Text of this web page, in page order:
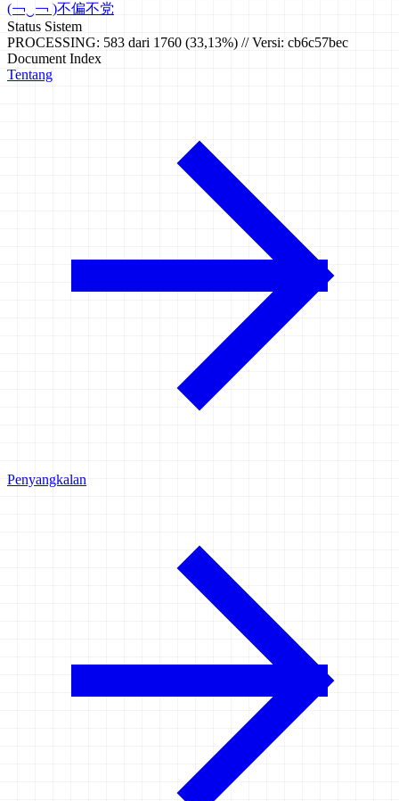
(￢‿￢ )不偏不党
Status Sistem
PROCESSING: 583 dari 1760 (33,13%) // Versi: cb6c57bec
Document Index
Tentang
Penyangkalan